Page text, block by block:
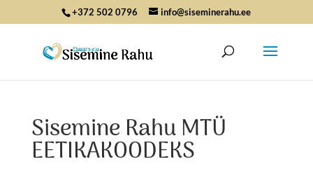
+372 502 0796 info@siseminerahu.ee
Sisemine Rahu MTÜ
EETIKAKOODEKS